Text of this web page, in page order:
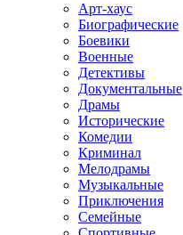
Арт-хаус
Биографические
Боевики
Военные
Детективы
Документальные
Драмы
Исторические
Комедии
Криминал
Мелодрамы
Музыкальные
Приключения
Семейные